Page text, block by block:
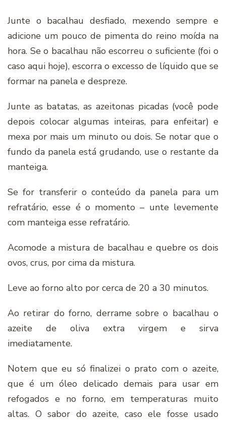
Junte o bacalhau desfiado, mexendo sempre e
adicione um pouco de pimenta do reino moída na
hora. Se o bacalhau não escorreu o suficiente (foi o
caso aqui hoje), escorra o excesso de líquido que se
formar na panela e despreze.
Junte as batatas, as azeitonas picadas (você pode
depois colocar algumas inteiras, para enfeitar) e
mexa por mais um minuto ou dois. Se notar que o
fundo da panela está grudando, use o restante da
manteiga.
Se for transferir o conteúdo da panela para um
refratário, esse é o momento – unte levemente
com manteiga esse refratário.
Acomode a mistura de bacalhau e quebre os dois
ovos, crus, por cima da mistura.
Leve ao forno alto por cerca de 20 a 30 minutos.
Ao retirar do forno, derrame sobre o bacalhau o
azeite de oliva extra virgem e sirva
imediatamente.
Notem que eu só finalizei o prato com o azeite,
que é um óleo delicado demais para usar em
refogados e no forno, em temperaturas muito
altas. O sabor do azeite, caso ele fosse usado